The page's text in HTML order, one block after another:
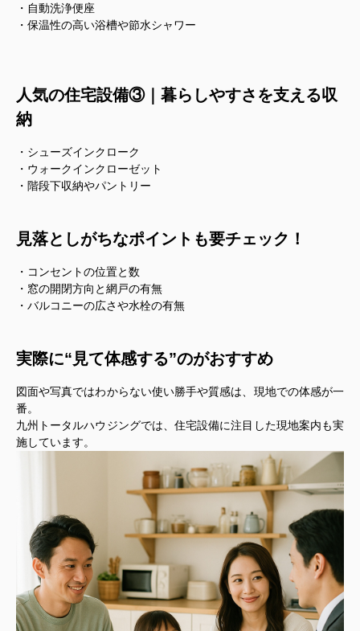
・自動洗浄便座
・保温性の高い浴槽や節水シャワー
人気の住宅設備③｜暮らしやすさを支える収
納
・シューズインクローク
・ウォークインクローゼット
・階段下収納やパントリー
見落としがちなポイントも要チェック！
・コンセントの位置と数
・窓の開閉方向と網戸の有無
・バルコニーの広さや水栓の有無
実際に“見て体感する”のがおすすめ
図面や写真ではわからない使い勝手や質感は、現地での体感が一
番。
九州トータルハウジングでは、住宅設備に注目した現地案内も実
施しています。